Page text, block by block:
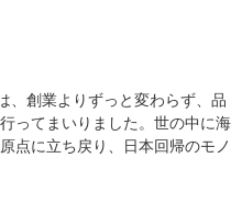
、創業よりずっと変わらず、品
ってまいりました。世の中に海
点に立ち戻り、日本回帰のモノ